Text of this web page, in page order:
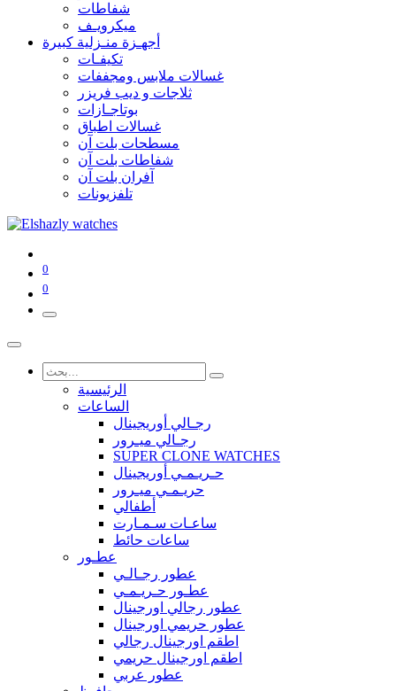
شفاطات
ميكرويـف
أجهـزة منـزلية كبيرة
تكيفـات
غسالات ملابس ومجففات
ثلاجات و ديب فريزر
بوتاجـازات
غسالات اطباق
مسطحات بلت آن
شفاطات بلت آن
آفران بلت آن
تلفزيونات
0
0
الرئيسية
الساعات
رجـالي أوريجينال
رجـالي ميـرور
SUPER CLONE WATCHES
حـريـمـي أوريجينال
حريـمـي ميـرور
أطفالي
ساعـات سـمـارت
ساعات حائط
عطـور
عطور رجـالـي
عطـور حـريـمـي
عطور رجالي اورجينال
عطور حريمي اورجينال
اطقم اورجينال رجالي
اطقم اورجينال حريمي
عطور عربي